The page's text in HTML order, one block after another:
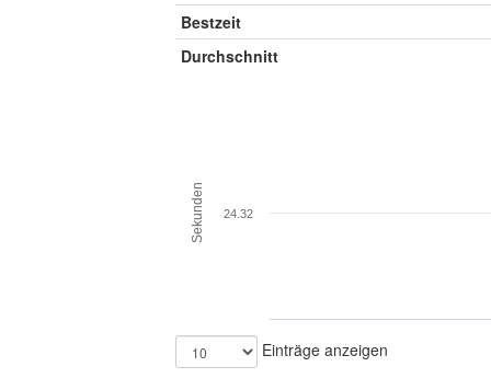
Bestzeit
Durchschnitt
Sekunden 24.32
Einträge anzeigen